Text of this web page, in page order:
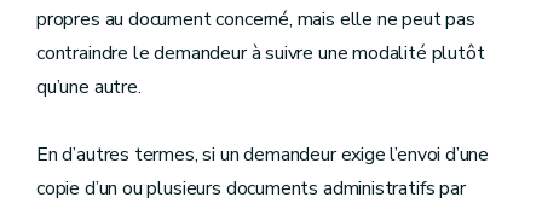
propres au document concerné, mais elle ne peut pas
contraindre le demandeur à suivre une modalité plutôt
qu’une autre.
En d’autres termes, si un demandeur exige l’envoi d’une
copie d’un ou plusieurs documents administratifs par